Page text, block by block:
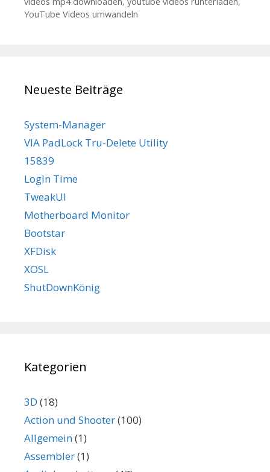
YouTube Videos umwandeln
Neueste Beiträge
System-Manager
VIA PadLock Tru-Delete Utility
15839
LogIn Time
TweakUI
Motherboard Monitor
Bootstar
XFDisk
XOSL
ShutDownKönig
Kategorien
3D (18)
Action und Shooter(100)
Allgemein(1)
Assembler(1)